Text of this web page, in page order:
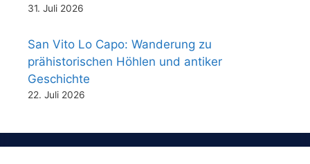
31. Juli 2026
San Vito Lo Capo: Wanderung zu
prähistorischen Höhlen und antiker
Geschichte
22. Juli 2026